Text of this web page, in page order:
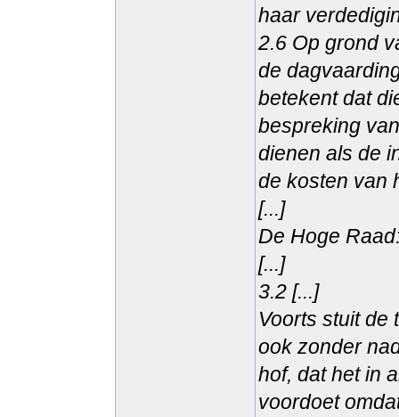
haar
2.6 Op grond
de
betekent dat
bespreking
dienen als de
de kosten van
[...]
De Hoge
[...]
3.2 [...]
Voorts stuit de
ook zonder
hof, dat het in
voordoet